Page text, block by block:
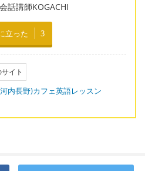
話講師KOGACHI
立った 3
イト
内長野)カフェ英語レッスン